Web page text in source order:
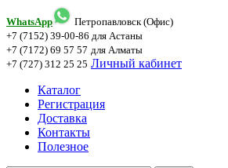
WhatsApp
Петропавловск (Офис)
+7 (7152) 39-00-86 для Астаны
+7 (7172) 69 57 57 для Алматы
+7 (727) 312 25 25 Личный кабинет
Каталог
Регистрация
Доставка
Контакты
Полезное